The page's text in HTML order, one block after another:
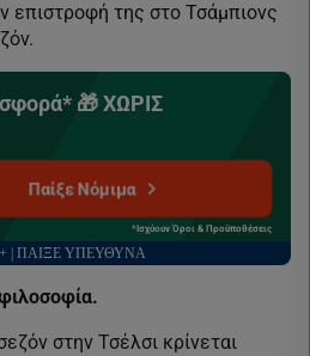
επιστροφή της στο Τσάμπιονς
🎁 ΧΩΡΙΣ
Παίξε Νόμιμα
*Ισχύουν Όροι & Προϋποθέσεις
| ΠΑΙΞΕ ΥΠΕΥΘΥΝΑ
στην Τσέλσι κρίνεται